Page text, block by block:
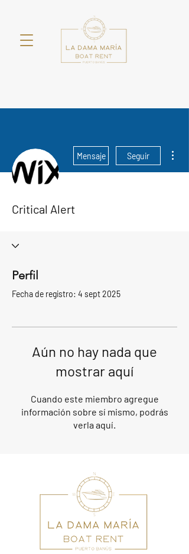
Mensaje Seguir
Critical Alert
Perfil
Fecha de registro: 4 sept 2025
Aún no hay nada que
mostrar aquí
Cuando este miembro agregue
información sobre sí mismo, podrás
verla aquí.